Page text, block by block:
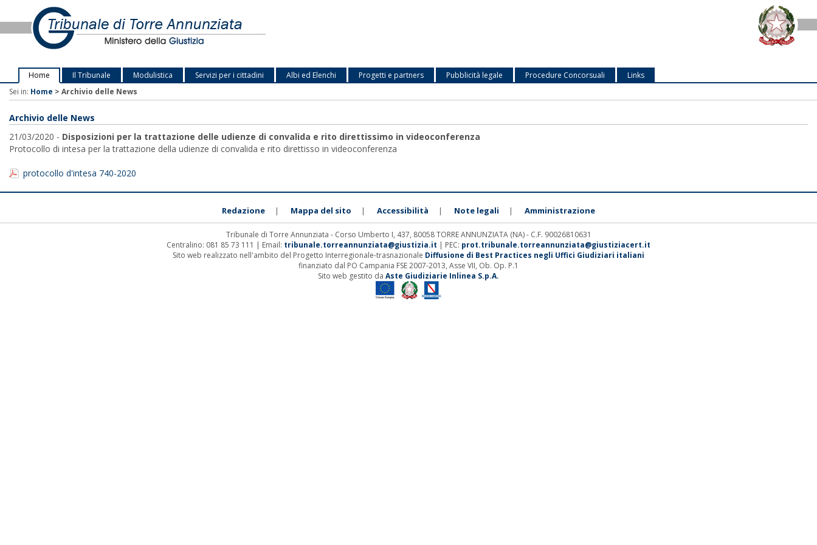
Home Il Tribunale Modulistica Servizi per i cittadini Albi ed Elenchi Progetti e partners Pubblicità legale Procedure Concorsuali
Links
Sei in: Home > Archivio delle News
Archivio delle News
21/03/2020 - Disposizioni per la trattazione delle udienze di convalida e rito direttissimo in videoconferenza
Protocollo di intesa per la trattazione della udienze di convalida e rito direttisso in videoconferenza
protocollo d'intesa 740-2020
Redazione | Mappa del sito | Accessibilità | Note legali | Amministrazione
Tribunale di Torre Annunziata - Corso Umberto I, 437, 80058 TORRE ANNUNZIATA (NA) - C.F. 90026810631
Centralino: 081 85 73 111 | Email: tribunale.torreannunziata@giustizia.it | PEC: prot.tribunale.torreannunziata@giustiziacert.it
Sito web realizzato nell'ambito del Progetto Interregionale-trasnazionale Diffusione di Best Practices negli Uffici Giudiziari italiani
finanziato dal PO Campania FSE 2007-2013, Asse VII, Ob. Op. P.1
Sito web gestito da Aste Giudiziarie Inlinea S.p.A.